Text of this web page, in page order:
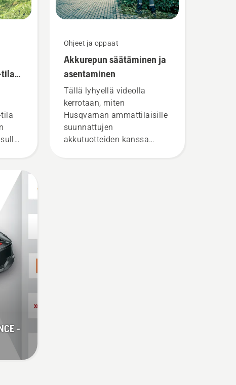
tilan
tila
ja
-
Ohjeet ja oppaat
Akkurepun säätäminen ja
asentaminen
Tällä lyhyellä videolla
kerrotaan, miten
Husqvarnan ammattilaisille
suunnattujen
akkutuotteiden kanssa